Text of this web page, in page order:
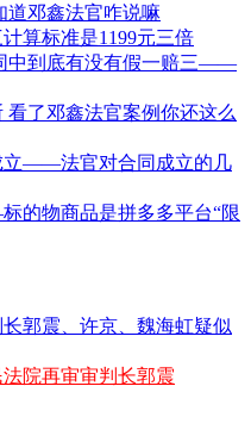
道邓鑫法官咋说嘛
算标准是1199元三倍
中到底有没有假一赔三——
了邓鑫法官案例你还这么
立——法官对合同成立的几
的物商品是拼多多平台“限
郭震、许京、魏海虹疑似
院再审审判长郭震